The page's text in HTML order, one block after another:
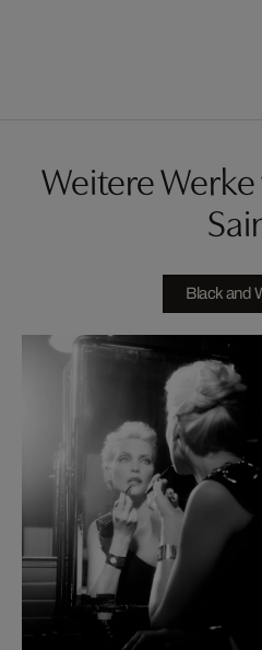
Weitere
Black and